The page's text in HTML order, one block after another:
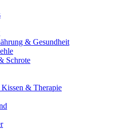
& Gesundheit
Schrote
& Therapie